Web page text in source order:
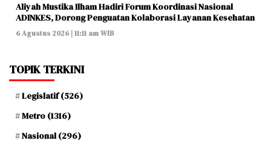
Aliyah Mustika Ilham Hadiri Forum Koordinasi Nasional
ADINKES, Dorong Penguatan Kolaborasi Layanan Kesehatan
6 Agustus 2026 | 11:11 am WIB
TOPIK TERKINI
Legislatif(526)
Metro (1316)
Nasional(296)